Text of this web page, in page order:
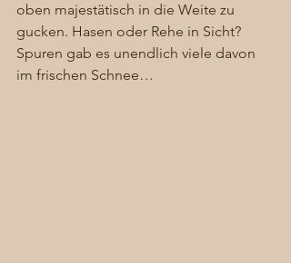
oben majestätisch in die Weite zu
gucken. Hasen oder Rehe in Sicht?
Spuren gab es unendlich viele davon
im frischen Schnee…